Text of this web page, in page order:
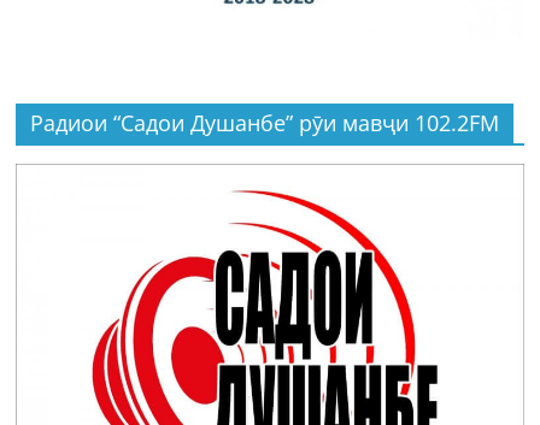
Радиои “Садои Душанбе” рӯи мавҷи 102.2FM